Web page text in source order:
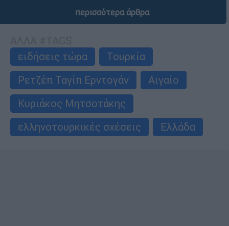
περισσότερα άρθρα
ειδήσεις τώρα
Τουρκία
Ρετζέπ Ταγίπ Ερντογάν
Αιγαίο
Κυριάκος Μητσοτάκης
ελληνοτουρκικές σχέσεις
Ελλάδα